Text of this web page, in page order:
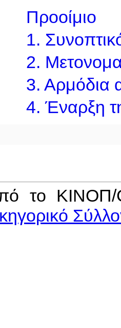
Προοίμιο
1.
2.
3. Αρμόδια
4.Έναρξη
το